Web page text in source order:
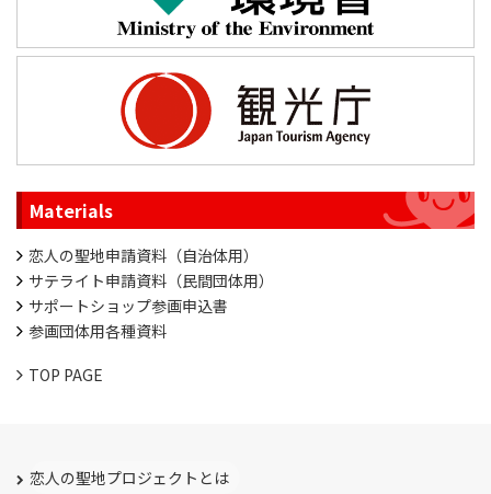
Materials
恋人の聖地申請資料（自治体用）
サテライト申請資料（民間団体用）
サポートショップ参画申込書
参画団体用各種資料
TOP PAGE
恋人の聖地プロジェクトとは